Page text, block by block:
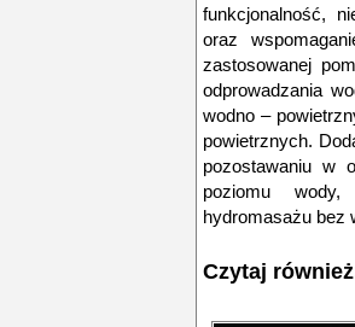
funkcjonalność,
oraz
zastosowanej
odprowadzania
wodno –
powietrznych.
pozostawaniu w
poziomu wody,
hydromasażu bez
Czytaj